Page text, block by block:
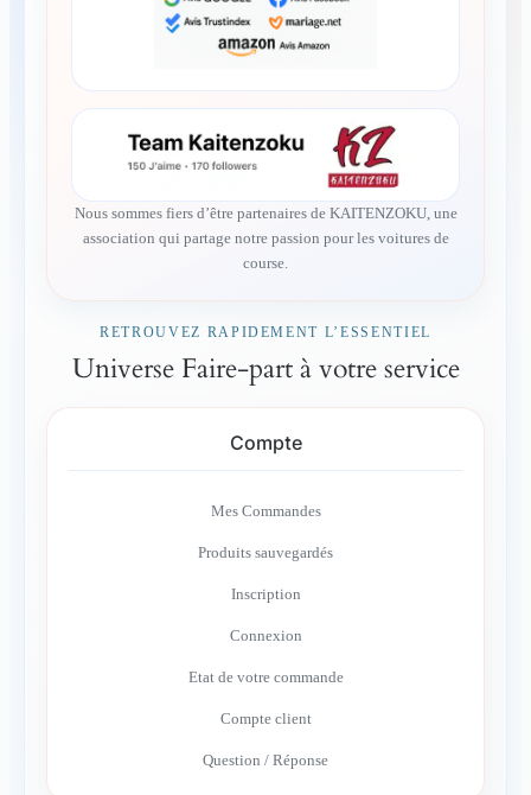
Nous sommes fiers d’être partenaires de KAITENZOKU, une
association qui partage notre passion pour les voitures de
course.
RETROUVEZ RAPIDEMENT L’ESSENTIEL
Universe Faire-part à votre service
Compte
Mes Commandes
Produits sauvegardés
Inscription
Connexion
Etat de votre commande
Compte client
Question / Réponse